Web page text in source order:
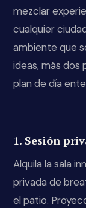
mezclar
cualquier
ambiente que
ideas, más dos
plan de día
1. Sesión
Alquila la sala
privada de
el patio.